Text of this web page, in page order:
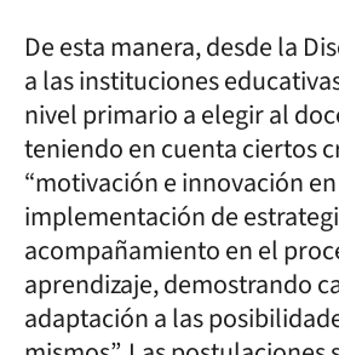
De esta manera, desde la
a las instituciones
nivel primario a elegir al
teniendo en cuenta ciertos
“motivación e innovación
implementación de
acompañamiento en el
aprendizaje, demostrando
adaptación a las